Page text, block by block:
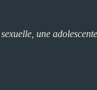
une